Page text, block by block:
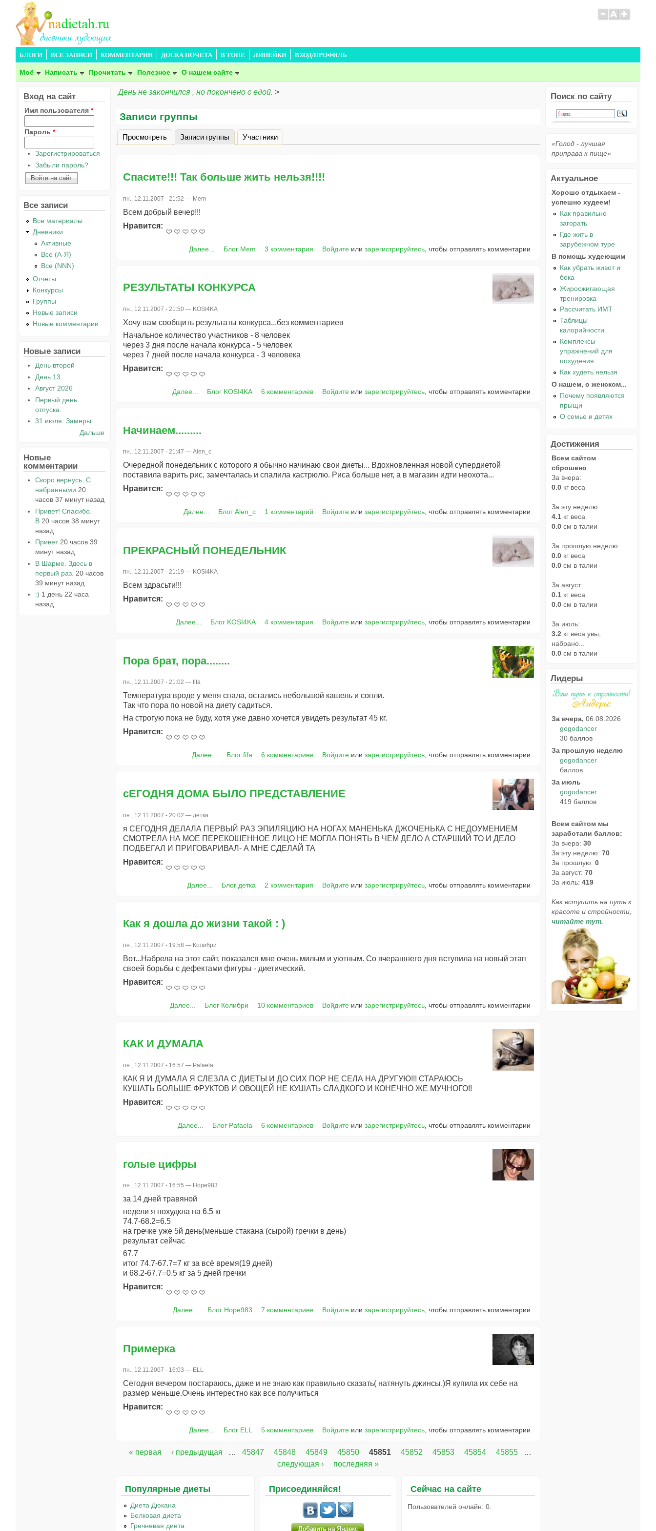
БЛОГИ ВСЕ ЗАПИСИ КОММЕНТАРИИ ДОСКА ПОЧЕТА В ТОПЕ ЛИНЕЙКИ ВХОД/ПРОФИЛЬ
Моё Написать Прочитать Полезное О нашем сайте
День не закончился , но покончено с едой. >
Записи группы
Главные вкладки
Просмотреть Записи группы (активная вкладка)
Участники
Спасите!!! Так больше жить нельзя!!!!
пн., 12.11.2007 - 21:52 — Mem
Всем добрый вечер!!!
Нравится:
Далее... Блог Mem 3 комментария Войдите илизарегистрируйтесь , чтобы отправлять комментарии
РЕЗУЛЬТАТЫ КОНКУРСА
пн., 12.11.2007 - 21:50 — KOSI4KA
Хочу вам сообщить результаты конкурса...без комментариев
Начальное количество участников - 8 человек
через 3 дня после начала конкурса - 5 человек
через 7 дней после начала конкурса - 3 человека
Нравится:
Далее... Блог KOSI4KA 6 комментариев Войдите илизарегистрируйтесь , чтобы отправлять комментарии
Начинаем.........
пн., 12.11.2007 - 21:47 — Alen_c
Очередной понедельник с которого я обычно начинаю свои диеты... Вдохновленная новой супердиетой
поставила варить рис, замечталась и спалила кастрюлю. Риса больше нет, а в магазин идти неохота...
Нравится:
Далее... Блог Alen_c 1 комментарий Войдите илизарегистрируйтесь , чтобы отправлять комментарии
ПРЕКРАСНЫЙ ПОНЕДЕЛЬНИК
пн., 12.11.2007 - 21:19 — KOSI4KA
Всем здрасьти!!!
Нравится:
Далее... Блог KOSI4KA 4 комментария Войдите илизарегистрируйтесь, чтобы отправлять комментарии
Пора брат, пора........
пн., 12.11.2007 - 21:02 — fifa
Температура вроде у меня спала, остались небольшой кашель и сопли.
Так что пора по новой на диету садиться.
На строгую пока не буду, хотя уже давно хочется увидеть результат 45 кг.
Нравится:
Далее... Блог fifa 6 комментариев Войдите илизарегистрируйтесь, чтобы отправлять комментарии
сЕГОДНЯ ДОМА БЫЛО ПРЕДСТАВЛЕНИЕ
пн., 12.11.2007 - 20:02 — детка
я СЕГОДНЯ ДЕЛАЛА ПЕРВЫЙ РАЗ ЭПИЛЯЦИЮ НА НОГАХ МАНЕНЬКА ДЖОЧЕНЬКА С НЕДОУМЕНИЕМ
СМОТРЕЛА НА МОЕ ПЕРЕКОШЕННОЕ ЛИЦО НЕ МОГЛА ПОНЯТЬ В ЧЕМ ДЕЛО А СТАРШИЙ ТО И ДЕЛО
ПОДБЕГАЛ И ПРИГОВАРИВАЛ- А МНЕ СДЕЛАЙ ТА
Нравится:
Далее... Блог детка 2 комментария Войдите илизарегистрируйтесь , чтобы отправлять комментарии
Как я дошла до жизни такой : )
пн., 12.11.2007 - 19:58 — Колибри
Вот...Набрела на этот сайт, показался мне очень милым и уютным. Со вчерашнего дня вступила на новый этап
своей борьбы с дефектами фигуры - диетический.
Нравится:
Далее... Блог Колибри 10 комментариев Войдите илизарегистрируйтесь , чтобы отправлять комментарии
КАК И ДУМАЛА
пн., 12.11.2007 - 16:57 — Pafaela
КАК Я И ДУМАЛА Я СЛЕЗЛА С ДИЕТЫ И ДО СИХ ПОР НЕ СЕЛА НА ДРУГУЮ!!! СТАРАЮСЬ
КУШАТЬ БОЛЬШЕ ФРУКТОВ И ОВОЩЕЙ НЕ КУШАТЬ СЛАДКОГО И КОНЕЧНО ЖЕ МУЧНОГО!!
Нравится:
Далее... Блог Pafaela 6 комментариев Войдите илизарегистрируйтесь , чтобы отправлять комментарии
голые цифры
пн., 12.11.2007 - 16:55 — Hope983
за 14 дней травяной
недели я похудкла на 6.5 кг
74.7-68.2=6.5
на гречке уже 5й день(меньше стакана (сырой) гречки в день)
результат сейчас
67.7
итог 74.7-67.7=7 кг за всё время(19 дней)
и 68.2-67.7=0.5 кг за 5 дней гречки
Нравится:
Далее... Блог Hope983 7 комментариев Войдите илизарегистрируйтесь , чтобы отправлять комментарии
Примерка
пн., 12.11.2007 - 16:03 — ELL
Сегодня вечером постараюсь, даже и не знаю как правильно сказать( натянуть джинсы.)Я купила их себе на
размер меньше.Очень интерестно как все получиться
Нравится:
Далее... Блог ELL 5 комментариев Войдите илизарегистрируйтесь, чтобы отправлять комментарии
« первая ‹ предыдущая … 45847 45848 45849 45850 45851 45852 45853 45854 45855
…
следующая ›
последняя »
Популярные диеты
Диета Дюкана
Белковая диета
Гречневая диета
Присоединяйся! Сейчас на сайте
Пользователей онлайн: 0.
Вход на сайт
Имя пользователя *
Пароль *
Зарегистрироваться
Забыли пароль?
Все записи
Все материалы
Дневники
Активные
Все (А-Я)
Все (NNN)
Отчеты
Конкурсы
Группы
Новые записи
Новые комментарии
Новые записи
День второй
День 13.
Август 2026
Первый день
отпуска.
31 июля. Замеры
Дальше
Новые
комментарии
Скоро вернусь. С
набранными 20
часов 37 минут назад
Привет! Спасибо.
В 20 часов 38 минут
назад
Привет 20 часов 39
минут назад
В Шарме. Здесь в
первый раз. 20 часов
39 минут назад
:) 1 день 22 часа
назад
Поиск по сайту
«Голод - лучшая
приправа к пище»
Актуальное
Хорошо отдыхаем -
успешно худеем!
Как правильно
загорать
Где жить в
зарубежном туре
В помощь худеющим
Как убрать живот и
бока
Жиросжигающая
тренировка
Рассчитать ИМТ
Таблицы
калорийности
Комплексы
упражнений для
похудения
Как худеть нельзя
О нашем, о женском...
Почему появляются
прыщи
О семье и детях
Достижения
Всем сайтом
сброшено
За вчера:
0.0 кг веса
За эту неделю:
4.1 кг веса
0.0 см в талии
За прошлую неделю:
0.0 кг веса
0.0 см в талии
За август:
0.1 кг веса
0.0 см в талии
За июль:
3.2 кг веса увы,
набрано...
0.0 см в талии
Лидеры
За вчера, 06.08.2026
gogodancer
30 баллов
За прошлую неделю
gogodancer
баллов
За июль
gogodancer
419 баллов
Всем сайтом мы
заработали баллов:
За вчера: 30
За эту неделю: 70
За прошлую: 0
За август: 70
За июль: 419
Как вступить на путь к
красоте и стройности,
читайте тут.